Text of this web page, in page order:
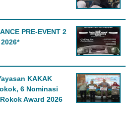
PRE-EVENT 2
KAKAK
6 Nominasi
Award 2026